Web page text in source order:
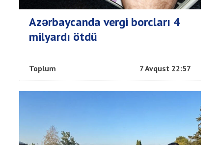
Azərbaycanda vergi borcları 4
milyardı ötdü
Toplum 7 Avqust 22:57